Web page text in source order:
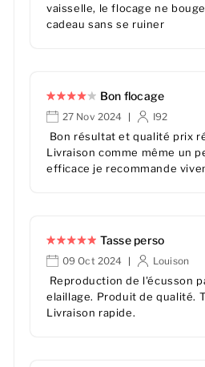
vaisselle, le flocage ne
cadeau sans se ruiner
Bon flocage
27 Nov 2024 | I92
Bon résultat et qualité prix
Livraison comme même un
efficace je recommande
Tasse perso
09 Oct 2024 | Louison
Reproduction de l'écusson
elaillage. Produit de qualité.
Livraison rapide.